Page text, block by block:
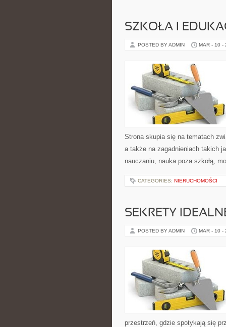
SZKOŁA I
POSTED BY ADMIN MAR - 10 -
Strona skupia się na tematach
a także na zagadnieniach takich
nauczaniu, nauka poza szkołą,
CATEGORIES: NIERUCHOMOŚCI
SEKRETY
POSTED BY ADMIN MAR - 10 -
przestrzeń, gdzie spotykają się